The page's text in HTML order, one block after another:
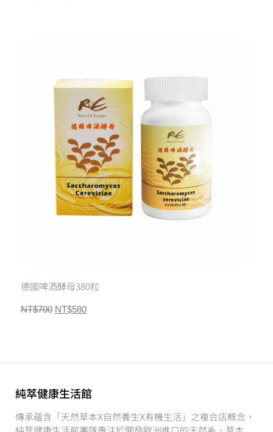
德國啤酒酵母380粒
NT$700 NT$580
純萃健康生活館
傳承蘊含「天然草本X自然養生X有機生活」之複合店概念，